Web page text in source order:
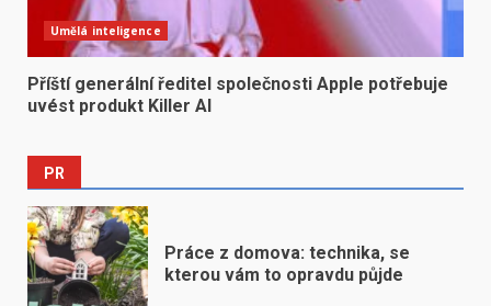
Umělá inteligence
Příští generální ředitel společnosti Apple potřebuje
uvést produkt Killer AI
PR
Práce z domova: technika, se
kterou vám to opravdu půjde